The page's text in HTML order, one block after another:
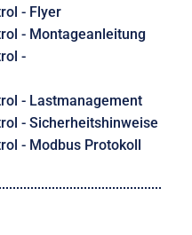
- Flyer
- Montageanleitung
-
- Lastmanagement
- Sicherheitshinweise
- Modbus Protokoll